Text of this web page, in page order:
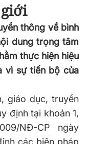
thông về bình
dung trọng tâm
thực hiện hiệu
vì sự tiến bộ của
giáo dục, truyền
định tại khoản 1,
NĐ-CP ngày
các biện pháp